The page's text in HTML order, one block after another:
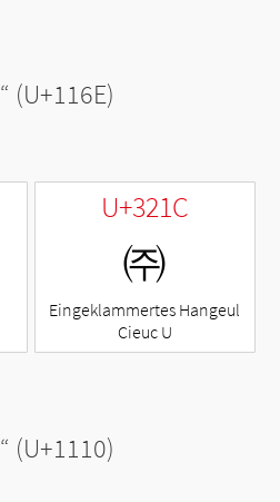
“ (U+116E)
U+321C
㈜
Eingeklammertes Hangeul
Cieuc U
“ (U+1110)